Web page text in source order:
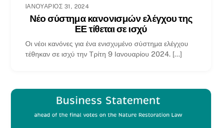
ΙΑΝΟΥΆΡΙΟΣ 31, 2024
Νέο σύστημα κανονισμών ελέγχου της
ΕΕ τίθεται σε ισχύ
Οι νέοι κανόνες για ένα ενισχυμένο σύστημα ελέγχου
τέθηκαν σε ισχύ την Τρίτη 9 Ιανουαρίου 2024. [...]